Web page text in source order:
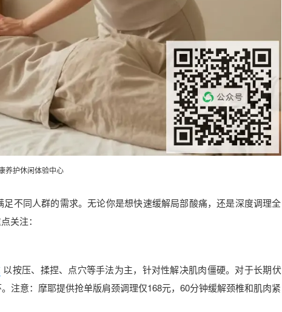
养护休闲体验中心
不同人群的需求。无论你是想快速缓解局部酸痛，还是深度调理全
关注：
以按压、揉捏、点穴等手法为主，针对性解决肌肉僵硬。对于长期伏
注意：摩耶提供抢单版肩颈调理仅168元，60分钟缓解颈椎和肌肉紧